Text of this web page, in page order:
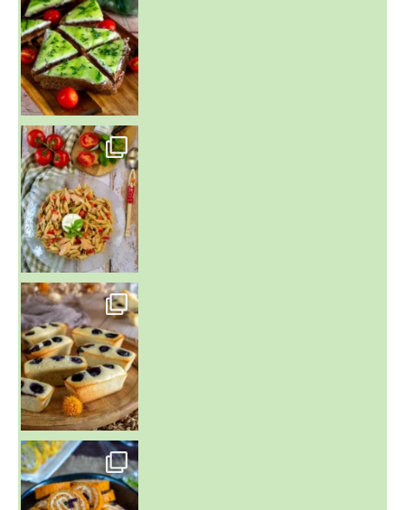
~ SALADE DE PÂTES AUX DEUX TOMATES THON ET BURRA
~ FINANCIERS MYRTILLES ET CITRON ~
Aujourd'hu